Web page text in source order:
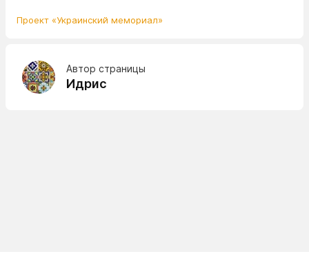
Проект «Украинский мемориал»
Автор страницы
Идрис